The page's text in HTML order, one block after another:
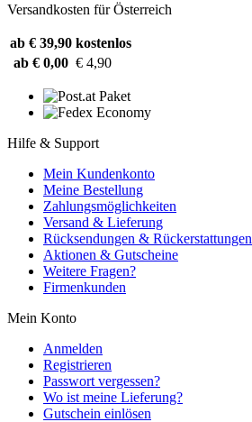
Versandkosten für Österreich
ab € 39,90 kostenlos
ab € 0,00 € 4,90
Hilfe & Support
Mein Kundenkonto
Meine Bestellung
Zahlungsmöglichkeiten
Versand & Lieferung
Rücksendungen & Rückerstattungen
Aktionen & Gutscheine
Weitere Fragen?
Firmenkunden
Mein Konto
Anmelden
Registrieren
Passwort vergessen?
Wo ist meine Lieferung?
Gutschein einlösen